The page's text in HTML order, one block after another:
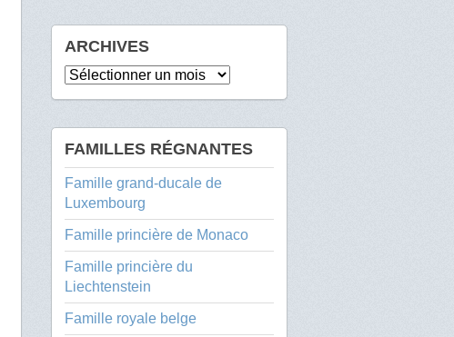
ARCHIVES
Archives
FAMILLES RÉGNANTES
Famille grand-ducale de
Luxembourg
Famille princière de Monaco
Famille princière du
Liechtenstein
Famille royale belge